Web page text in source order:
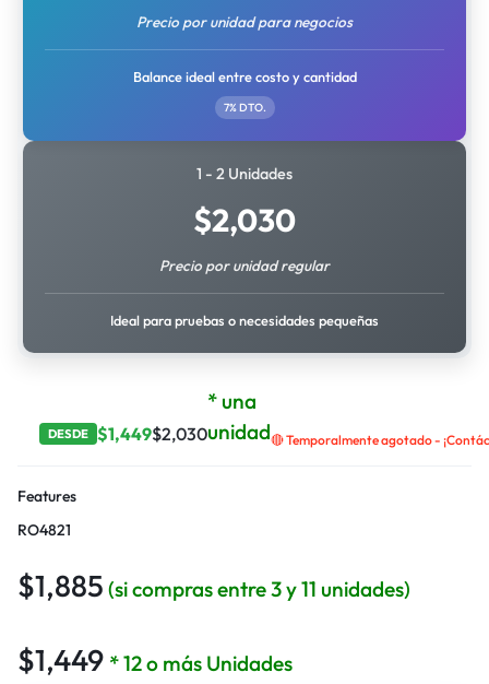
Precio por unidad para negocios
Balance ideal entre costo y cantidad
7% DTO.
1 - 2 Unidades
$2,030
Precio por unidad regular
Ideal para pruebas o necesidades pequeñas
DESDE $1,449$2,030
* una
unidad🔴 Temporalmente agotado -
Features
RO4821
$1,885 (si compras entre 3 y 11 unidades)
$1,449 * 12 o más Unidades